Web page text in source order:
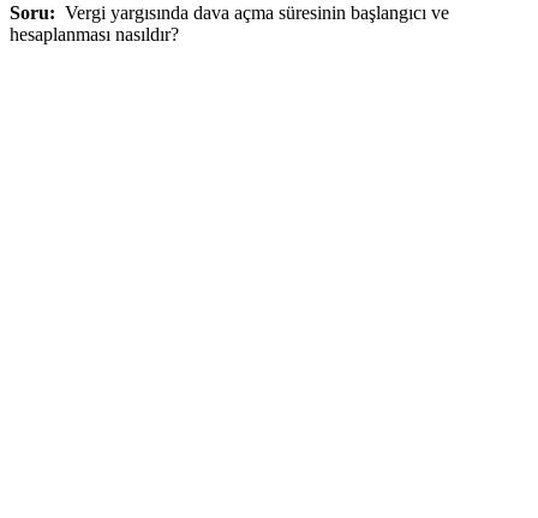
Soru: Vergi yargısında dava açma süresinin başlangıcı ve
hesaplanması nasıldır?